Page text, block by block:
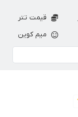
قیمت تتر
میم کوین